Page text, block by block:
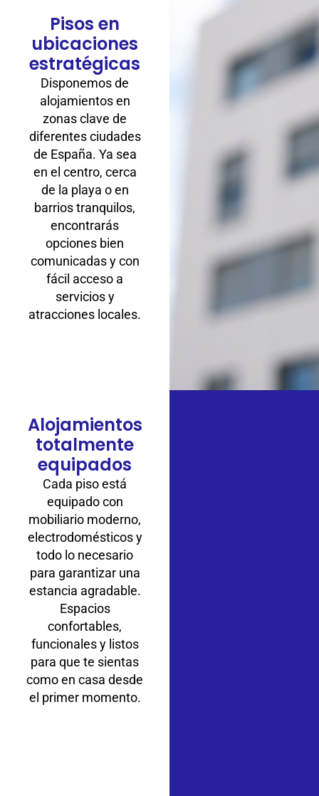
Pisos en
ubicaciones
estratégicas
Disponemos de
alojamientos en
zonas clave de
diferentes ciudades
de España. Ya sea
en el centro, cerca
de la playa o en
barrios tranquilos,
encontrarás
opciones bien
comunicadas y con
fácil acceso a
servicios y
atracciones locales.
Alojamientos
totalmente
equipados
Cada piso está
equipado con
mobiliario moderno,
electrodomésticos y
todo lo necesario
para garantizar una
estancia agradable.
Espacios
confortables,
funcionales y listos
para que te sientas
como en casa desde
el primer momento.